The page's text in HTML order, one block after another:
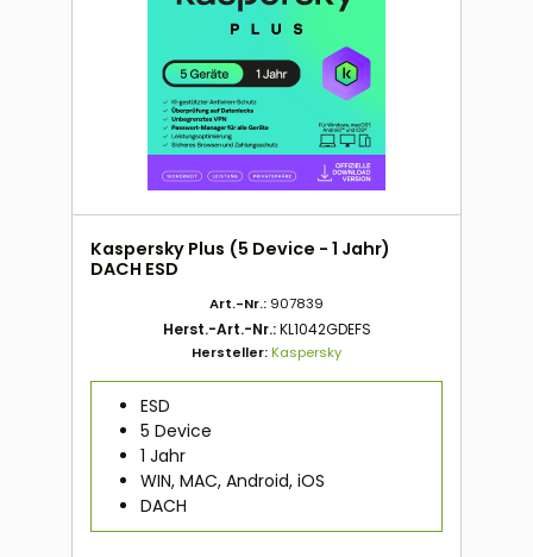
Kaspersky Plus (5 Device - 1 Jahr)
DACH ESD
Art.-Nr.: 907839
Herst.-Art.-Nr.:KL1042GDEFS
Hersteller:Kaspersky
ESD
5 Device
1 Jahr
WIN, MAC, Android, iOS
DACH